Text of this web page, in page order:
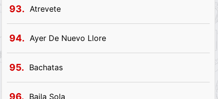
93. Atrevete
94. Ayer De Nuevo Llore
95. Bachatas
96. Baila Sola